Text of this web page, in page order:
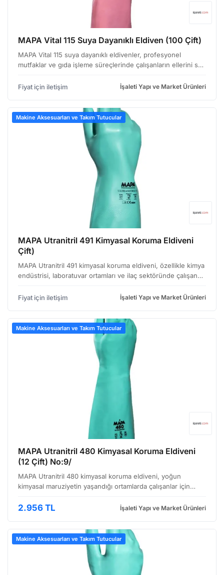
MAPA Vital 115 Suya Dayanıklı Eldiven (100 Çift)
MAPA Vital 115 suya dayanıklı eldivenler, profesyonel
mutfaklar ve gıda işleme süreçlerinde çalışanların ellerini su,
tasarlanmıştır. Özellikle bulaşık yıkama, temizlik i…
Fiyat için iletişim İşaleti Yapı ve Market Ürünleri
Makine Aksesuarları ve Takım Tutucular
MAPA Utranitril 491 Kimyasal Koruma Eldiveni
Çift)
MAPA Utranitril 491 kimyasal koruma eldiveni, özellikle kimya
endüstrisi, laboratuvar ortamları ve ilaç sektöründe çalışan
üstün konforu bir araya getiren bu…
Fiyat için iletişim İşaleti Yapı ve Market Ürünleri
Makine Aksesuarları ve Takım Tutucular
MAPA Utranitril 480 Kimyasal Koruma Eldiveni
(12 Çift) No:9/
MAPA Utranitril 480 kimyasal koruma eldiveni, yoğun
kimyasal maruziyetin yaşandığı ortamlarda çalışanlar için
modelidir. 12 çiftlik ambalajıyla sunulan bu eldi…
2.956 TL İşaleti Yapı ve Market Ürünleri
Makine Aksesuarları ve Takım Tutucular